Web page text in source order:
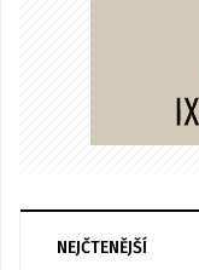
NEJČTENĚJŠÍ